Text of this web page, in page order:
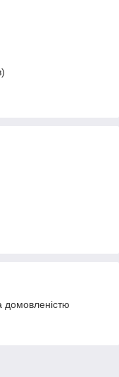
домовленістю